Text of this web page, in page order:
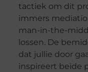
tactiek om dit
immers
man-in-the-
lossen. De
dat jullie door
inspireert beide